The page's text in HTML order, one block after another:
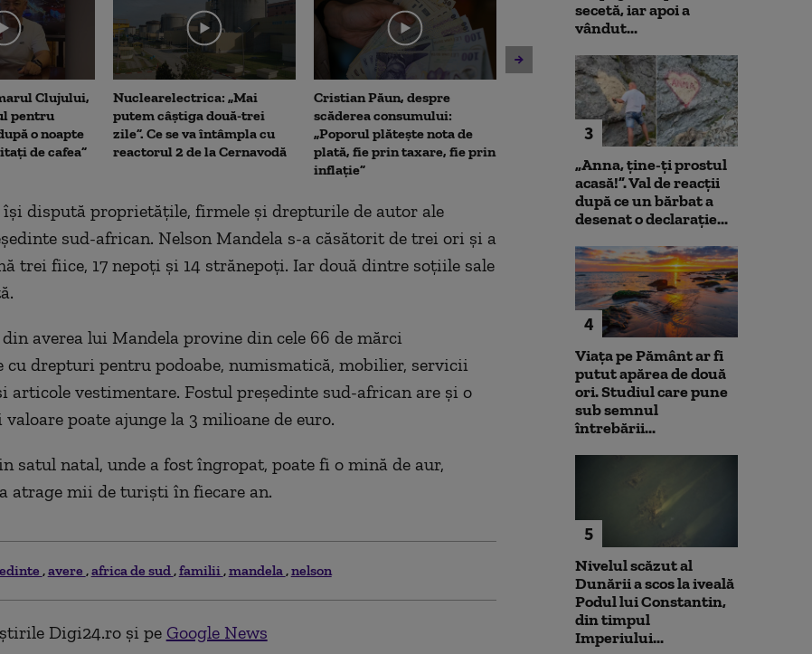
Clujului,
pentru
o noapte
de cafea”
Nuclearelectrica: „Mai
putem câștiga două-trei
zile”. Ce se va întâmpla cu
reactorul 2 de la Cernavodă
Cristian Păun, despre
scăderea consumului:
„Poporul plătește nota de
plată, fie prin taxare, fie prin
inflație”
Antrenament cu miză:
pușcașii marini români au
testat vehiculele de asalt
amfibiu AAV-7 alături de
militarii SUA
10 luni de la
Rahova:
așteaptă să
Primarul
„Am
dispută proprietățile, firmele și drepturile de autor ale
sud-african. Nelson Mandela s-a căsătorit de trei ori şi a
trei fiice, 17 nepoți și 14 strănepoți. Iar două dintre soţiile sale
averea lui Mandela provine din cele 66 de mărci
drepturi pentru podoabe, numismatică, mobilier, servicii
articole vestimentare. Fostul președinte sud-african are și o
valoare poate ajunge la 3 milioane de euro.
satul natal, unde a fost îngropat, poate fi o mină de aur,
atrage mii de turiști în fiecare an.
avere africa de sud familii mandela nelson
Digi24.ro și pe Google News
secetă, iar apoi a
vândut...
3
„Anna, ţine-ţi prostul
acasă!”. Val de reacții
după ce un bărbat a
desenat o declarație...
4
Viața pe Pământ ar fi
putut apărea de două
ori. Studiul care pune
sub semnul
întrebării...
5
Nivelul scăzut al
Dunării a scos la iveală
Podul lui Constantin,
din timpul
Imperiului...